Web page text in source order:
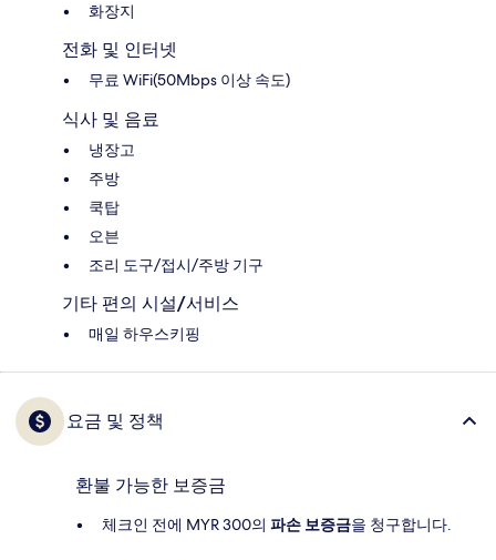
화장지
전화 및 인터넷
무료 WiFi(50Mbps 이상 속도)
식사 및 음료
냉장고
주방
쿡탑
오븐
조리 도구/접시/주방 기구
기타 편의 시설/서비스
매일 하우스키핑
요금 및 정책
환불 가능한 보증금
체크인 전에 MYR 300의 파손 보증금을 청구합니다.